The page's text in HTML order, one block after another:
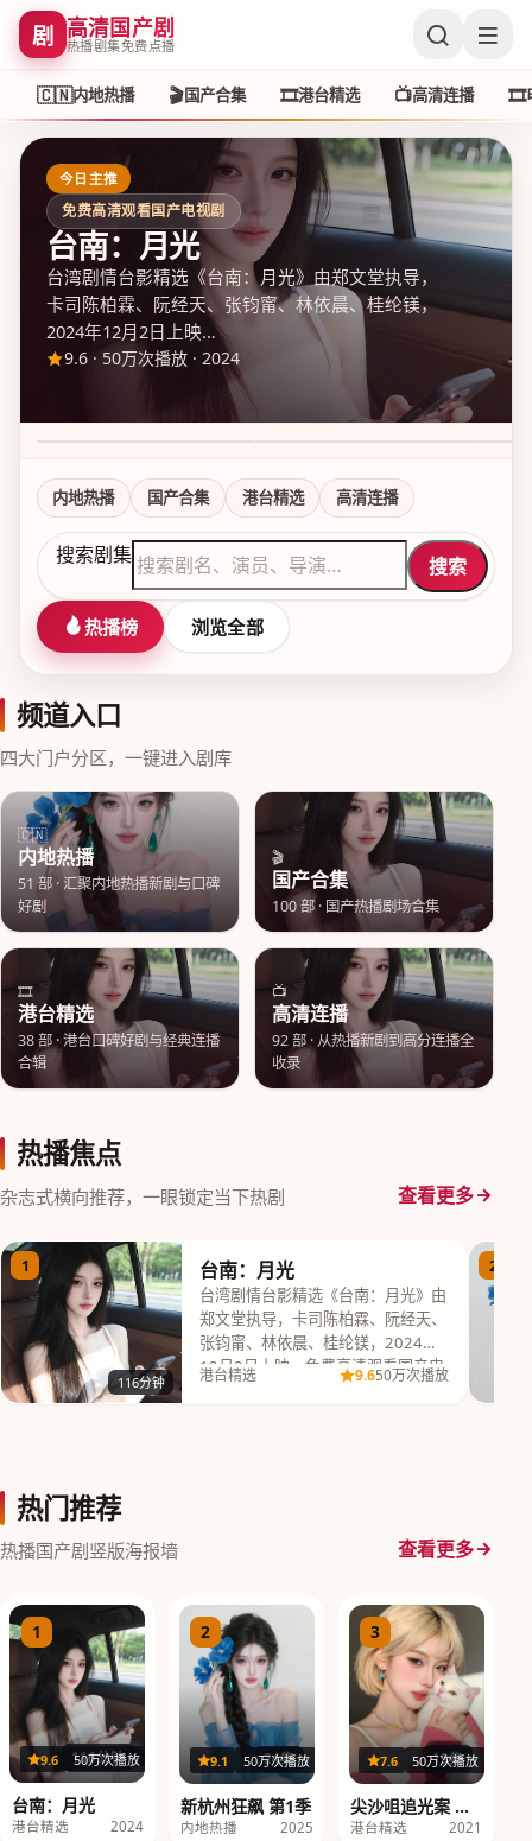
剧 高清国产剧
热播剧集免费点播
🇨🇳内地热播 🎬国产合集 🎞️港台精选 📺高清连播 🎞️
今日主推
免费高清观看国产电视剧
台南：月光
台湾剧情台影精选《台南：月光》由郑文堂执导，
卡司陈柏霖、阮经天、张钧甯、林依晨、桂纶镁，
2024年12月2日上映…
9.6 ·50万次播放 · 2024
9.1·50万次播放
尖沙咀追光案 第1季
7.6·50万次播放 8.8·
内地热播 国产合集 港台精选 高清连播
搜索剧集 搜索
热播榜 浏览全部
频道入口
四大门户分区，一键进入剧库
🇨🇳
内地热播
51 部 ·汇聚内地热播新剧与口碑
好剧
🎬
国产合集
100部 · 国产热播剧场合集
🎞️
港台精选
38部 ·港台口碑好剧与经典连播
合辑
📺
高清连播
92部 ·从热播新剧到高分连播全
收录
热播焦点
杂志式横向推荐，一眼锁定当下热剧 查看更多
1
116分钟
台南：月光
台湾剧情台影精选《台南：月光》由
郑文堂执导，卡司陈柏霖、阮经天、
张钧甯、林依晨、桂纶镁，2024年
12月2日上映，免费高清观看国产电
港台精选 9.650万次播放
2
热门推荐
热播国产剧竖版海报墙 查看更多
1
116分钟
9.6 50万次播放
台南：月光
港台精选 2024
2
24集
9.1 50万次播放
新杭州狂飙 第1季
内地热播 2025
3
19集
7.6 50万次播放
尖沙咀追光案 第1
季
港台精选 2021